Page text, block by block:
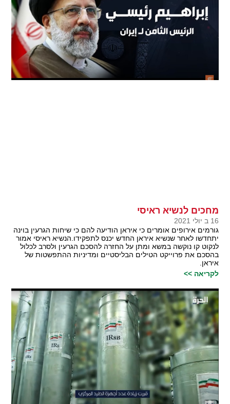
מחכים לנשיא ראיסי
16 ב יולי 2021
גורמים אירופים אומרים כי איראן הודיעה להם כי שיחות הגרעין בוינה
יתחדשו לאחר שנשיא איראן החדש יכנס לתפקידו.הנשיא ראיסי אמור
לנקוט קו נוקשה במשא ומתן על החזרה להסכם הגרעין ולסרב לכלול
בהסכם את פרוייקט הטילים הבליסטיים ומדיניות ההתפשטות של
איראן.
לקריאה >>